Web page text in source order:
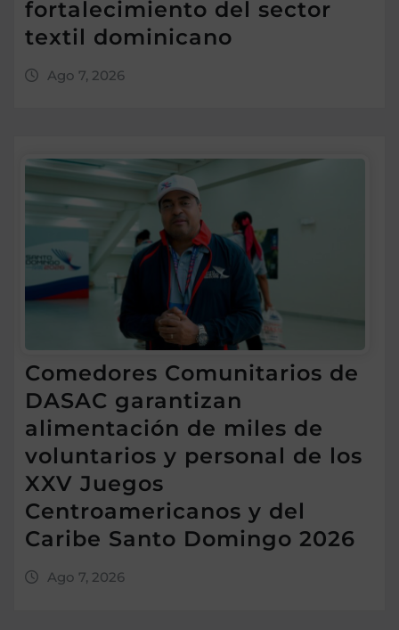
fortalecimiento del sector
textil dominicano
Ago 7, 2026
Comedores Comunitarios de
DASAC garantizan
alimentación de miles de
voluntarios y personal de los
XXV Juegos
Centroamericanos y del
Caribe Santo Domingo 2026
Ago 7, 2026